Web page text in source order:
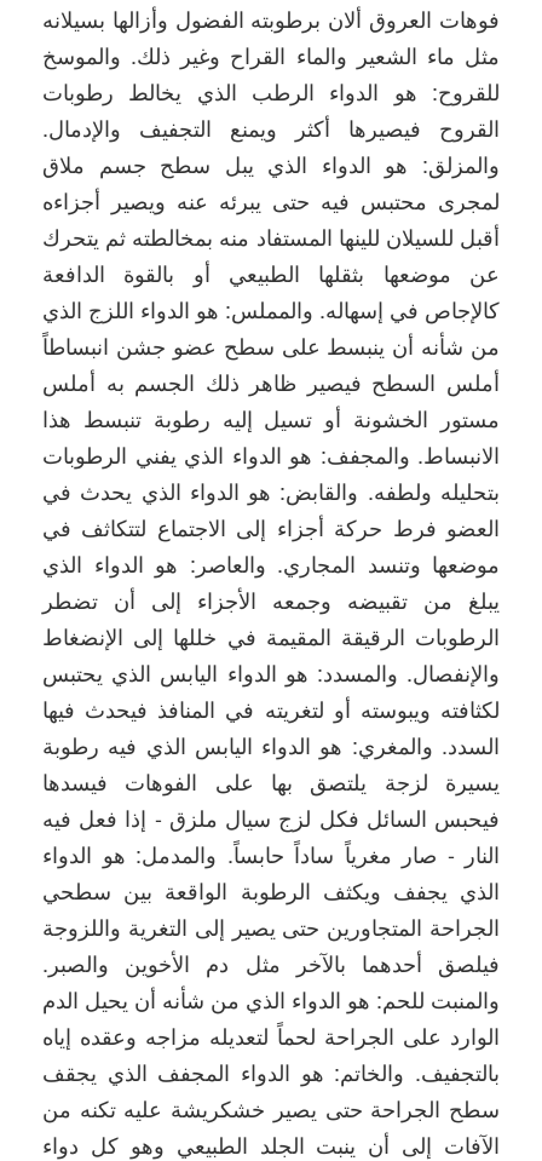
فوهات العروق ألان برطوبته الفضول وأزالها بسيلانه
مثل ماء الشعير والماء القراح وغير ذلك. والموسخ
للقروح: هو الدواء الرطب الذي يخالط رطوبات
القروح فيصيرها أكثر ويمنع التجفيف والإدمال.
والمزلق: هو الدواء الذي يبل سطح جسم ملاق
لمجرى محتبس فيه حتى يبرئه عنه ويصير أجزاءه
أقبل للسيلان للينها المستفاد منه بمخالطته ثم يتحرك
عن موضعها بثقلها الطبيعي أو بالقوة الدافعة
كالإجاص في إسهاله. والمملس: هو الدواء اللزج الذي
من شأنه أن ينبسط على سطح عضو جشن انبساطاً
أملس السطح فيصير ظاهر ذلك الجسم به أملس
مستور الخشونة أو تسيل إليه رطوبة تنبسط هذا
الانبساط. والمجفف: هو الدواء الذي يفني الرطوبات
بتحليله ولطفه. والقابض: هو الدواء الذي يحدث في
العضو فرط حركة أجزاء إلى الاجتماع لتتكاثف في
موضعها وتنسد المجاري. والعاصر: هو الدواء الذي
يبلغ من تقبيضه وجمعه الأجزاء إلى أن تضطر
الرطوبات الرقيقة المقيمة في خللها إلى الإنضغاط
والإنفصال. والمسدد: هو الدواء اليابس الذي يحتبس
لكثافته ويبوسته أو لتغريته في المنافذ فيحدث فيها
السدد. والمغري: هو الدواء اليابس الذي فيه رطوبة
يسيرة لزجة يلتصق بها على الفوهات فيسدها
فيحبس السائل فكل لزج سيال ملزق - إذا فعل فيه
النار - صار مغرياً ساداً حابساً. والمدمل: هو الدواء
الذي يجفف ويكثف الرطوبة الواقعة بين سطحي
الجراحة المتجاورين حتى يصير إلى التغرية واللزوجة
فيلصق أحدهما بالآخر مثل دم الأخوين والصبر.
والمنبت للحم: هو الدواء الذي من شأنه أن يحيل الدم
الوارد على الجراحة لحماً لتعديله مزاجه وعقده إياه
بالتجفيف. والخاتم: هو الدواء المجفف الذي يجقف
سطح الجراحة حتى يصير خشكريشة عليه تكنه من
الآفات إلى أن ينبت الجلد الطبيعي وهو كل دواء